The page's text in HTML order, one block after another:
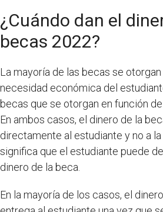
¿Cuándo dan el
becas 2022?
La mayoría de las becas se
necesidad económica del
becas que se otorgan en función
En ambos casos, el dinero de la
directamente al estudiante y no a
significa que el estudiante puede
dinero de la beca.
En la mayoría de los casos, el